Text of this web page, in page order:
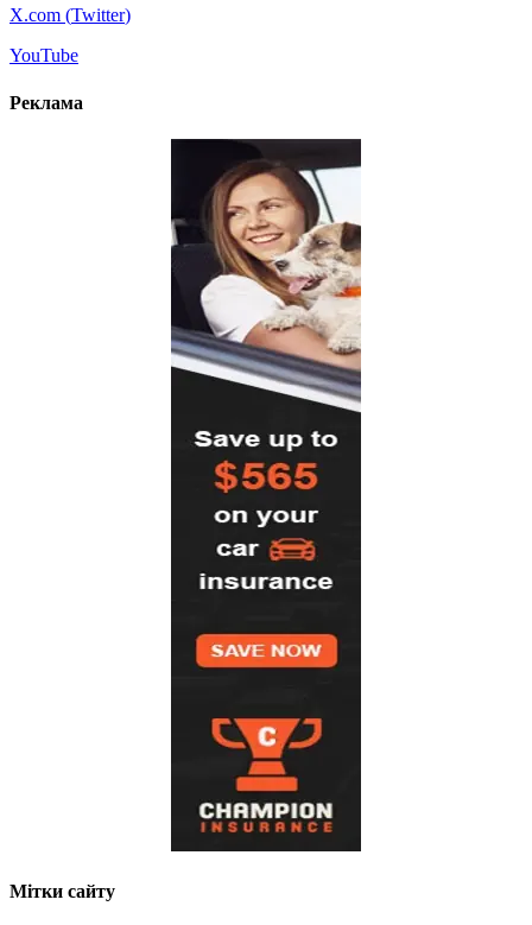
X.com (Twitter)
YouTube
Реклама
Мітки сайту